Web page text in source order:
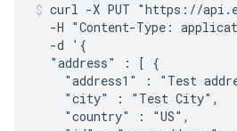
curl -X PUT "https://
-H "Content-Type:
  -d '{
  "address" : [ {
"address1" : "Test
    "city" : "Test City",
    "country" : "US",